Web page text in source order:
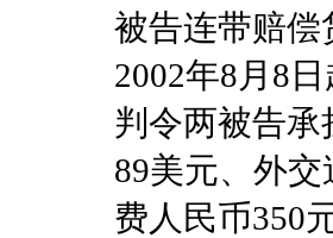
被告连带赔偿
2002年8月8
判令两被告
89美元、外
费人民币350